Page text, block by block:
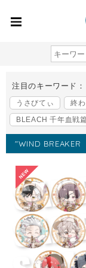
注目のキーワード：
うさびてぃ
終
BLEACH 千年血戦
"WIND BREAKER